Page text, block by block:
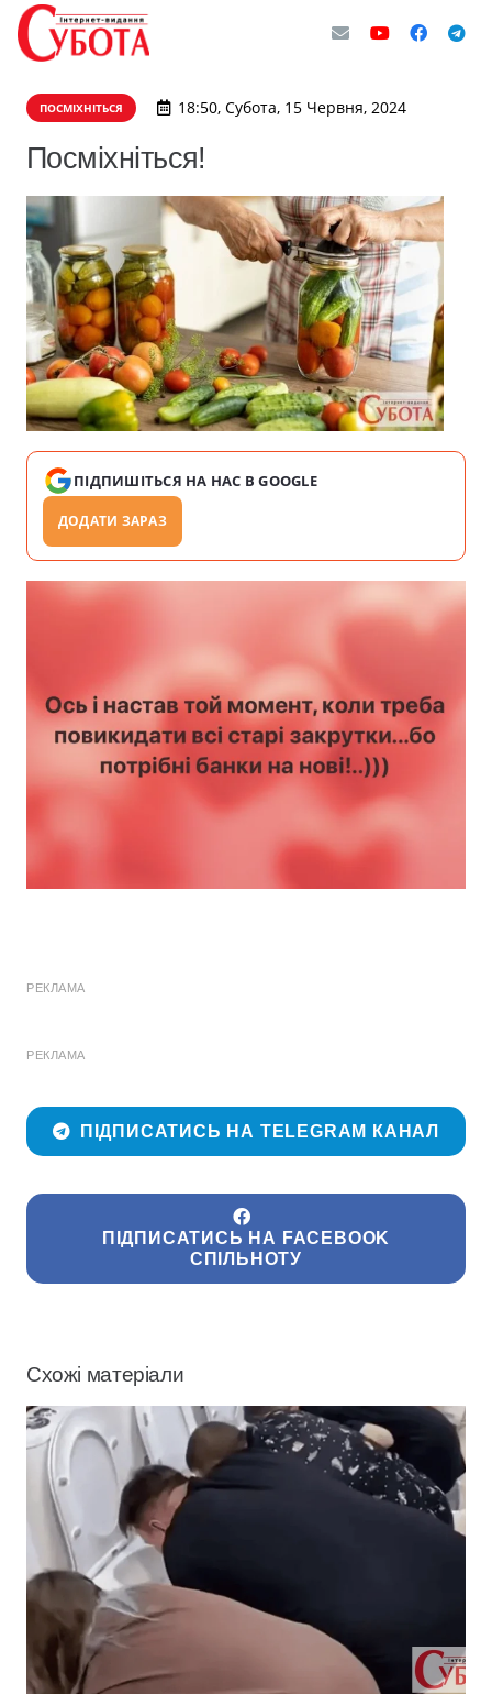
ПОСМІХНІТЬСЯ 18:50, Субота, 15 Червня, 2024
Посміхніться!
ПІДПИШІТЬСЯ НА НАС В GOOGLE
ДОДАТИ ЗАРАЗ
РЕКЛАМА
РЕКЛАМА
ПІДПИСАТИСЬ НА TELEGRAM КАНАЛ
ПІДПИСАТИСЬ НА FACEBOOK
СПІЛЬНОТУ
Схожі матеріали